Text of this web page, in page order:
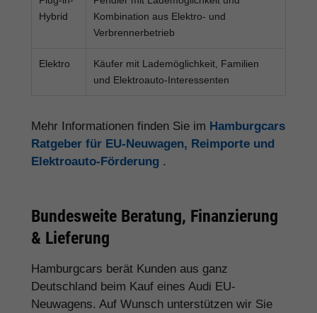
Hybrid
Kombination aus Elektro- und
Verbrennerbetrieb
Elektro
Käufer mit Lademöglichkeit, Familien
und Elektroauto-Interessenten
Mehr Informationen finden Sie im Hamburgcars
Ratgeber für EU-Neuwagen, Reimporte und
Elektroauto-Förderung .
Bundesweite Beratung, Finanzierung
& Lieferung
Hamburgcars berät Kunden aus ganz
Deutschland beim Kauf eines Audi EU-
Neuwagens. Auf Wunsch unterstützen wir Sie